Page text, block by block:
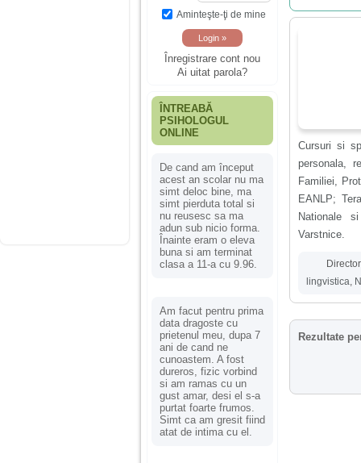
Aminteşte-ţi de mine
Înregistrare cont nou
Ai uitat parola?
ÎNTREABĂ
PSIHOLOGUL
ONLINE
De cand am început
acest an scolar nu ma
simt deloc bine, ma
simt pierduta total si
nu reusesc sa ma
adun sub nicio forma.
Înainte eram o eleva
buna si am terminat
clasa a 11-a cu 9.96.
Am facut pentru prima
data dragoste cu
prietenul meu, dupa 7
ani de cand ne
cunoastem. A fost
dureros, fizic vorbind
si am ramas cu un
gust amar, desi el s-a
purtat foarte frumos.
Simt ca am gresit fiind
atat de intima cu el.
Cursuri si
personala,
Familiei,
EANLP;
Nationale
Varstnice.
lingvistica,
Rezultate